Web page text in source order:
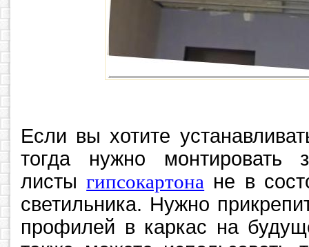
Если вы хотите
тогда нужно монтировать
листыгипсокартона не в
светильника. Нужно
профилей в каркас на